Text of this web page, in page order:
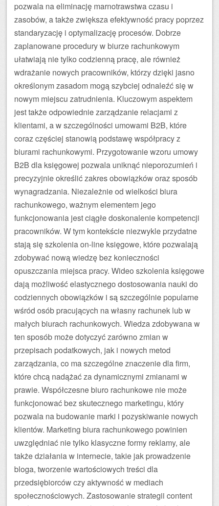
pozwala na eliminację marnotrawstwa czasu i
zasobów, a także zwiększa efektywność pracy poprzez
standaryzację i optymalizację procesów. Dobrze
zaplanowane procedury w biurze rachunkowym
ułatwiają nie tylko codzienną pracę, ale również
wdrażanie nowych pracowników, którzy dzięki jasno
określonym zasadom mogą szybciej odnaleźć się w
nowym miejscu zatrudnienia. Kluczowym aspektem
jest także odpowiednie zarządzanie relacjami z
klientami, a w szczególności umowami B2B, które
coraz częściej stanowią podstawę współpracy z
biurami rachunkowymi. Przygotowanie wzoru umowy
B2B dla księgowej pozwala uniknąć nieporozumień i
precyzyjnie określić zakres obowiązków oraz sposób
wynagradzania. Niezależnie od wielkości biura
rachunkowego, ważnym elementem jego
funkcjonowania jest ciągłe doskonalenie kompetencji
pracowników. W tym kontekście niezwykle przydatne
stają się szkolenia on-line księgowe, które pozwalają
zdobywać nową wiedzę bez konieczności
opuszczania miejsca pracy. Wideo szkolenia księgowe
dają możliwość elastycznego dostosowania nauki do
codziennych obowiązków i są szczególnie popularne
wśród osób pracujących na własny rachunek lub w
małych biurach rachunkowych. Wiedza zdobywana w
ten sposób może dotyczyć zarówno zmian w
przepisach podatkowych, jak i nowych metod
zarządzania, co ma szczególne znaczenie dla firm,
które chcą nadążać za dynamicznymi zmianami w
prawie. Współczesne biuro rachunkowe nie może
funkcjonować bez skutecznego marketingu, który
pozwala na budowanie marki i pozyskiwanie nowych
klientów. Marketing biura rachunkowego powinien
uwzględniać nie tylko klasyczne formy reklamy, ale
także działania w internecie, takie jak prowadzenie
bloga, tworzenie wartościowych treści dla
przedsiębiorców czy aktywność w mediach
społecznościowych. Zastosowanie strategii content